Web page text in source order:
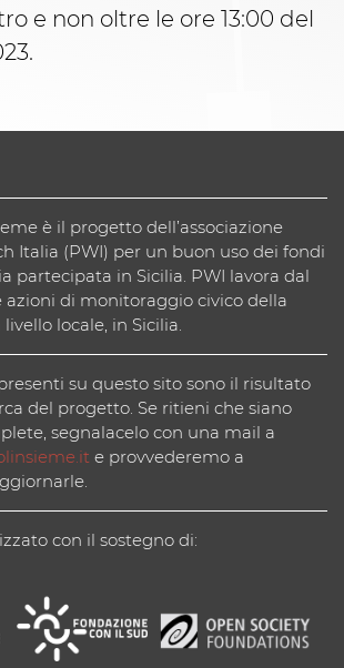
e non oltre le ore 13:00 del
è il progetto dell’associazione
Italia (PWI) per un buon uso dei fondi
partecipata in Sicilia. PWI lavora dal
azioni di monitoraggio civico della
locale, in Sicilia.
su questo sito sono il risultato
del progetto. Se ritieni che siano
segnalacelo con una mail a
e provvederemo a
con il sostegno di: